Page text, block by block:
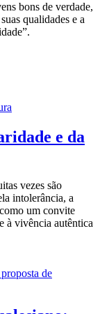
bons de verdade,
qualidades e a
e da
vezes são
intolerância, a
um convite
à vivência autêntica